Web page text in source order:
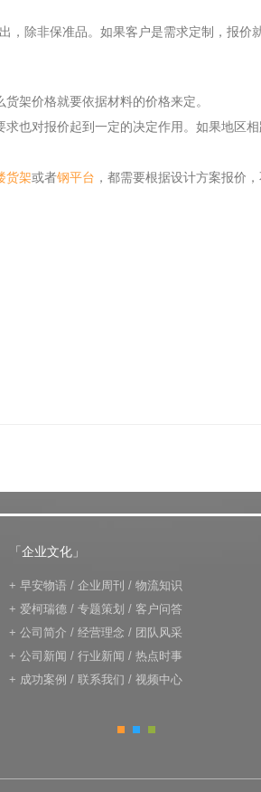
，除非保准品。如果客户是需求定制，报价
架价格就要依据材料的价格来定。
也对报价起到一定的决定作用。如果地区相
货架或者钢平台 ，都需要根据设计方案报价
「企业文化」
+ 早安物语 / 企业周刊 / 物流知识
+ 爱柯瑞德 / 专题策划 / 客户问答
+ 公司简介 / 经营理念 / 团队风采
+ 公司新闻 / 行业新闻 / 热点时事
+ 成功案例 / 联系我们 / 视频中心
password?